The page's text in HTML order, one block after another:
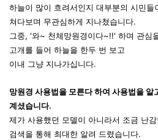
하늘이 많이 흐려서인지 대부분의 시민들
쳐다보며 무관심하게 지나쳤습니다.
그중, '와~ 천체망원경이다~!!' 하며 관심
고개를 들어 하늘을 한두 번 보고
이내 그냥 지나가십니다.
망원경 사용법을 모른다 하여 사용법을 알
계셨습니다.
제가 사용했던 모델이 아니라서 조금 난
검색을 통해 최대한 알려 드렸습니다.